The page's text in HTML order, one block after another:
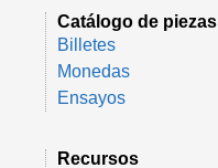
Catálogo de piezas
Billetes
Monedas
Ensayos
Recursos